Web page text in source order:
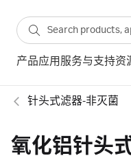
产品应用 服务与支持资
针头式滤器-非灭菌
氧化铝针头